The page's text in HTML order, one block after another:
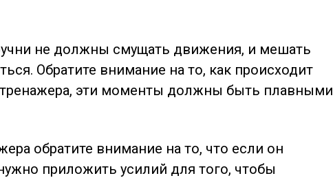
не должны смущать движения, и мешать
Обратите внимание на то, как происходит
тренажера, эти моменты должны быть плавными
обратите внимание на то, что если он
приложить усилий для того, чтобы